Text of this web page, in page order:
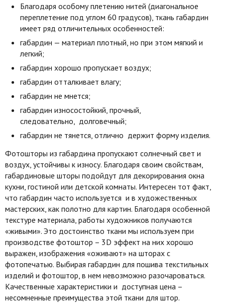
Благодаря особому плетению нитей (диагональное
переплетение под углом 60 градусов), ткань габардин
имеет ряд отличительных особенностей:
габардин — материал плотный, но при этом мягкий и
легкий;
габардин хорошо пропускает воздух;
габардин отталкивает влагу;
габардин не мнется;
габардин износостойкий, прочный,
следовательно, долговечный;
габардин не тянется, отлично держит форму изделия.
Фотошторы из габардина пропускают солнечный свет и
воздух, устойчивы к износу. Благодаря своим свойствам,
габардиновые шторы подойдут для декорирования окна
кухни, гостиной или детской комнаты. Интересен тот факт,
что габардин часто используется и в художественных
мастерских, как полотно для картин. Благодаря особенной
текстуре материала, работы художников получаются
«живыми». Это достоинство ткани мы используем при
производстве фотоштор – 3D эффект на них хорошо
выражен, изображения «оживают» на шторах с
фотопечатью. Выбирая габардин для пошива текстильных
изделий и фотоштор, в нем невозможно разочароваться.
Качественные характеристики и доступная цена –
несомненные преимущества этой ткани для штор.